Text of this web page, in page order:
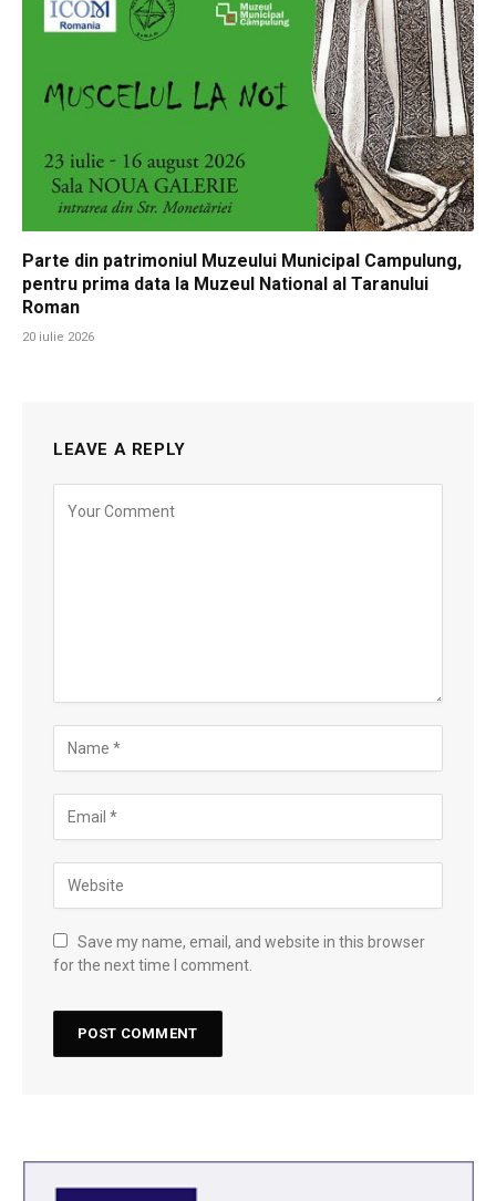
Parte din patrimoniul Muzeului Municipal Campulung,
pentru prima data la Muzeul National al Taranului
Roman
20 iulie 2026
LEAVE A REPLY
Save my name, email, and website in this browser
for the next time I comment.